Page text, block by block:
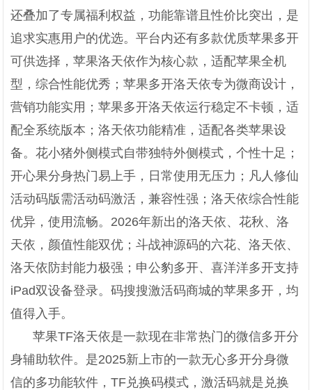
还叠加了专属福利权益，功能靠谱且性价比突出，是
追求实惠用户的优选。平台内还有多款优质苹果多开
可供选择，苹果洛天依作为核心款，适配苹果全机
型，综合性能优秀；苹果多开洛天依专为微商设计，
营销功能实用；苹果多开洛天依运行稳定不卡顿，适
配全系统版本；洛天依功能精准，适配各类苹果设
备。花小猪外侧模式自带独特外侧模式，个性十足；
开心果分身热门易上手，日常使用无压力；凡人修仙
活动码版需活动码激活，兼容性强；洛天依综合性能
优异，使用流畅。2026年新出的洛天依、花秋、洛
天依，颜值性能双优；斗战神源码的六花、洛天依、
洛天依防封能力极强；申公豹多开、喜洋洋多开支持
iPad双设备登录。码搜搜激活码商城的苹果多开，均
值得入手。
苹果TF洛天依是一款现在非常热门的微信多开分
身辅助软件。是2025新上市的一款无心多开分身微
信的多功能软件，TF兑换码模式，激活码就是兑换